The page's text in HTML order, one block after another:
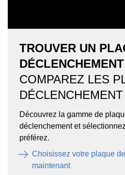
TROUVER UN
DÉCLENCHEMENT
COMPAREZ LES
DÉCLENCHEMENT
Découvrez la gamme de
déclenchement et
préférez.
Choisissez votre plaque
maintenant